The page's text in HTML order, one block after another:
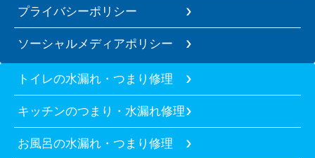
プライバシーポリシー
ソーシャルメディアポリシー
トイレの水漏れ・つまり修理
キッチンのつまり・水漏れ修理
お風呂の水漏れ・つまり修理